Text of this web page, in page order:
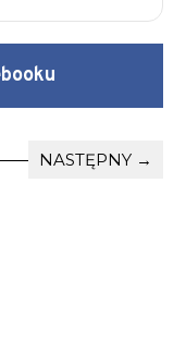
NASTĘPNY →